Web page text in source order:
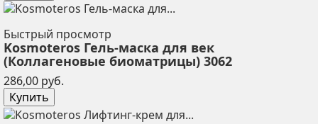
Быстрый просмотр
Kosmoteros Гель-маска для век
(Коллагеновые биоматрицы) 3062
286,00 руб.
Купить